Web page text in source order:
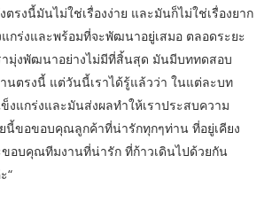
ตรงนี้มันไม่ใช่เรื่องง่าย และมันก็ไม่ใช่เรื่องยาก
กร่งและพร้อมที่จะพัฒนาอยู่เสมอ ตลอดระยะ
ามุ่งพัฒนาอย่างไม่มีที่สิ้นสุด มันมีบททดสอบ
นตรงนี้ แต่วันนี้เราได้รู้แล้วว่า ในแต่ละบท
งแกร่งและมันส่งผลทำให้เราประสบความ
นี้ขอขอบคุณลูกค้าที่น่ารักทุกๆท่าน ที่อยู่เคียง
ขอบคุณทีมงานที่น่ารัก ที่ก้าวเดินไปด้วยกัน
“